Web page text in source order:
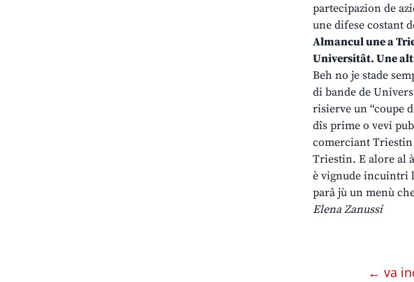
partecipazion de
une difese costant
Almancul une a
Universitât. Une
Beh no je stade
di bande de
risierve un “coupe
dîs prime o vevi
comerciant Triestin
Triestin. E alore al
è vignude incuintri
parâ jù un menù
Elena Zanussi
← va